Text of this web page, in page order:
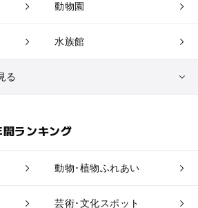
動物園
水族館
る
ランキング
動物･植物ふれあい
芸術･文化スポット